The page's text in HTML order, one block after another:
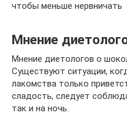
чтобы меньше нервничать
Мнение
Мнение диетологов о
Существуют ситуации,
лакомства только
сладость, следует
так и на ночь.